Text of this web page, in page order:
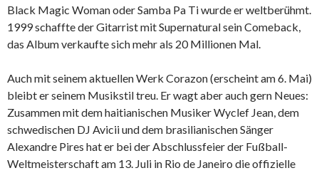
Black Magic Woman oder Samba Pa Ti wurde er weltberühmt.
1999 schaffte der Gitarrist mit Supernatural sein Comeback,
das Album verkaufte sich mehr als 20 Millionen Mal.
Auch mit seinem aktuellen Werk Corazon (erscheint am 6. Mai)
bleibt er seinem Musikstil treu. Er wagt aber auch gern Neues:
Zusammen mit dem haitianischen Musiker Wyclef Jean, dem
schwedischen DJ Avicii und dem brasilianischen Sänger
Alexandre Pires hat er bei der Abschlussfeier der Fußball-
Weltmeisterschaft am 13. Juli in Rio de Janeiro die offizielle